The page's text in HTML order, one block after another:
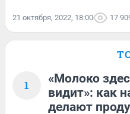
21 октября, 2022, 18:00 17
1
«Молоко
видит»: как
делают